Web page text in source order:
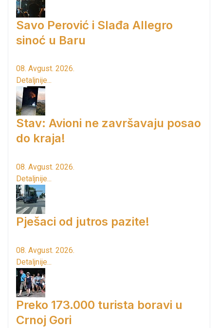
Savo Perović i Slađa Allegro
sinoć u Baru
08. Avgust. 2026.
Detaljnije...
Stav: Avioni ne završavaju posao
do kraja!
08. Avgust. 2026.
Detaljnije...
Pješaci od jutros pazite!
08. Avgust. 2026.
Detaljnije...
Preko 173.000 turista boravi u
Crnoj Gori